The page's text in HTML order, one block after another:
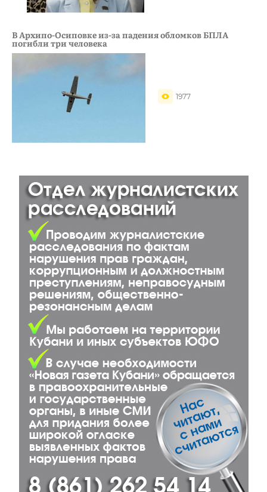
В Архипо-Осиповке из-за падения обломков БПЛА
погибли три человека
1977